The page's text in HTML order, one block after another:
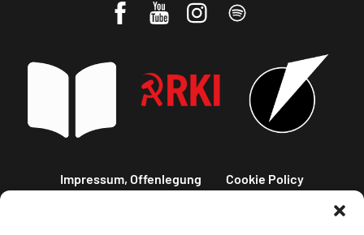
Impressum, Offenlegung Cookie Policy